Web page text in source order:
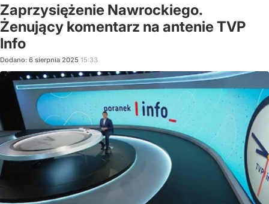
Zaprzysiężenie Nawrockiego.
Żenujący komentarz na antenie TVP
Info
Dodano: 6 sierpnia 2025 15:33